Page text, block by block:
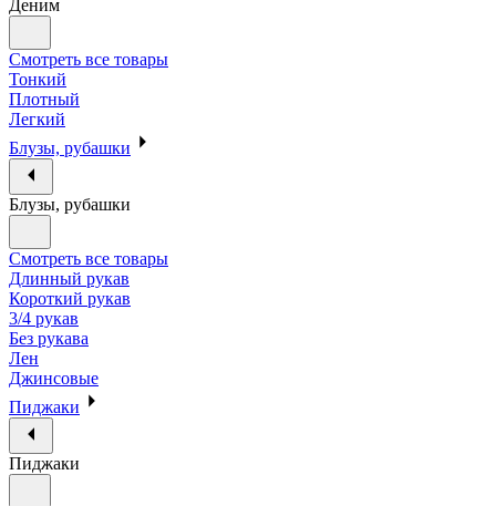
Деним
Смотреть все товары
Тонкий
Плотный
Легкий
Блузы, рубашки
Блузы, рубашки
Смотреть все товары
Длинный рукав
Короткий рукав
3/4 рукав
Без рукава
Лен
Джинсовые
Пиджаки
Пиджаки